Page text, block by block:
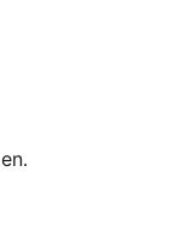
spielen. Mit
eine Legende.
du beim